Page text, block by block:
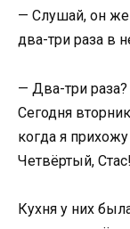
— Слушай, он
два-три раза в
— Два-три раза?
Сегодня
когда я
Четвёртый, Стас!
Кухня у них